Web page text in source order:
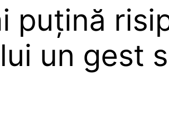
puțină
un gest